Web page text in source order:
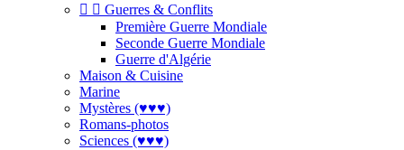
  Guerres & Conflits
Première Guerre Mondiale
Seconde Guerre Mondiale
Guerre d'Algérie
Maison & Cuisine
Marine
Mystères (♥♥♥)
Romans-photos
Sciences (♥♥♥)